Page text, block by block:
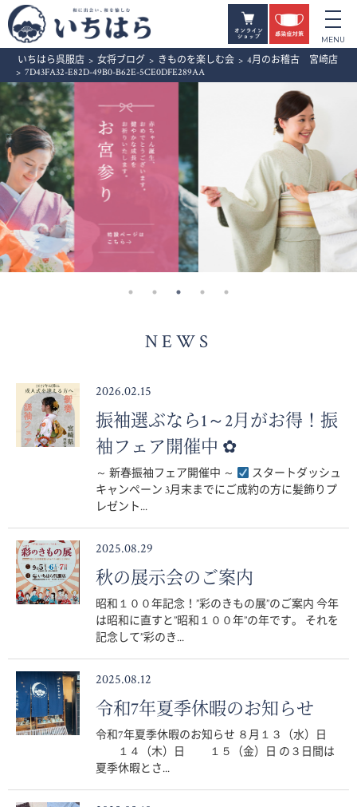
いちはら呉服店 > 女将ブログ > きものを楽しむ会 > 4月のお稽古 宮崎店
> 7D43FA32-E82D-49B0-B62E-5CE0DFE289AA
NEWS
2026.02.15
振袖選ぶなら1～2月がお得！振
袖フェア開催中 ✿
～ 新春振袖フェア開催中 ～
スタートダッシュ
キャンペーン 3月末までにご成約の方に髪飾りプ
レゼント...
2025.08.29
秋の展示会のご案内
昭和１００年記念！”彩のきもの展”のご案内 今年
は昭和に直すと”昭和１００年”の年です。 それを
記念して”彩のき...
2025.08.12
令和7年夏季休暇のお知らせ
令和7年夏季休暇のお知らせ ８月１３（水）日
１４（木）日 １５（金）日 の３日間は
夏季休暇とさ...